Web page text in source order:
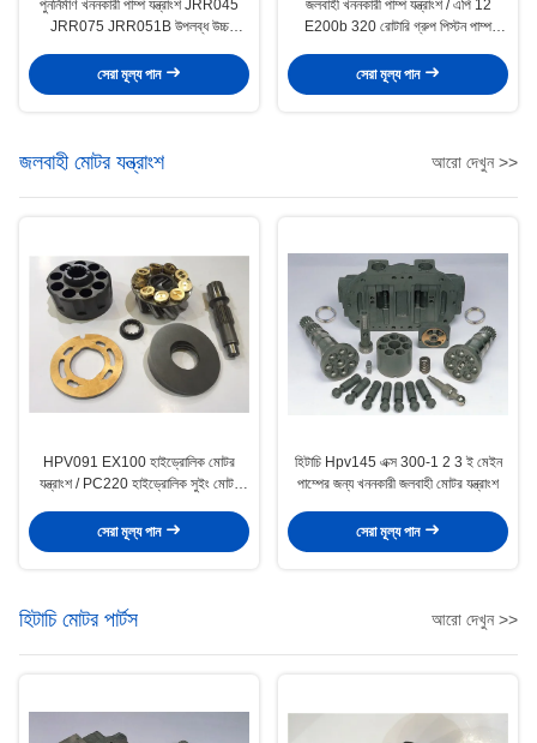
পুনর্নির্মাণ খননকারী পাম্প যন্ত্রাংশ JRR045
JRR075 JRR051B উপলব্ধ উচ্চ
সেরা মূল্য পান
জলবাহী খননকারী পাম্প যন্ত্রাংশ / এপি 12
E200b 320 রোটারি গ্রুপ পিস্টন পাম্প
সেরা মূল্য পান
জলবাহী মোটর যন্ত্রাংশ আরো দেখুন >>
HPV091 EX100 হাইড্রোলিক মোটর
যন্ত্রাংশ / PC220 হাইড্রোলিক সুইং মোটর
সেরা মূল্য পান
হিটাচি Hpv145 এক্স 300-1 2 3 ই মেইন
পাম্পের জন্য খননকারী জলবাহী মোটর যন্ত্রাংশ
সেরা মূল্য পান
হিটাচি মোটর পার্টস আরো দেখুন >>